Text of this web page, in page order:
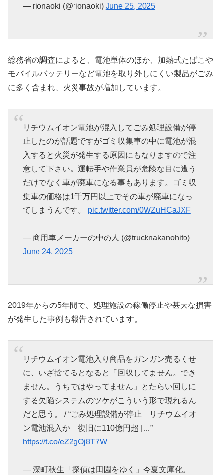
— rionaoki (@rionaoki) June 25, 2025
総務省の調査によると、電池単体のほか、加熱式たばこや
モバイルバッテリーなど電池を取り外しにくい製品がごみ
に多く含まれ、火災事故が増加しています。
リチウムイオン電池が混入してごみ処理設備が停
止したのが話題ですがゴミ収集車の中に電池が混
入すると火災が発生する原因にもなりますので注
意して下さい。運転手や作業員が危険な目に遭う
だけでなく車が廃車になる事もあります。ゴミ収
集車の価格は1千万円以上でその車が廃車になっ
てしまうんです。 pic.twitter.com/0WZuHCaJXF
— 商用車メーカーの中の人 (@trucknakanohito)
June 24, 2025
2019年からの5年間で、処理施設の稼働停止や甚大な損害
が発生した事例も報告されています。
リチウムイオン電池入り商品をガンガン売るくせ
に、いざ捨てるとなると「回収してません。でき
ません。うちではやってません」とたらい回しに
する欠陥システムのツケがこういう形で現れるん
だと思う。 / “ごみ処理設備が停止 リチウムイオ
ン電池混入か 復旧に110億円超 |…”
https://t.co/eZ2gOj8T7W
— 深町秋生「探偵は田園をゆく」今夏文庫化。